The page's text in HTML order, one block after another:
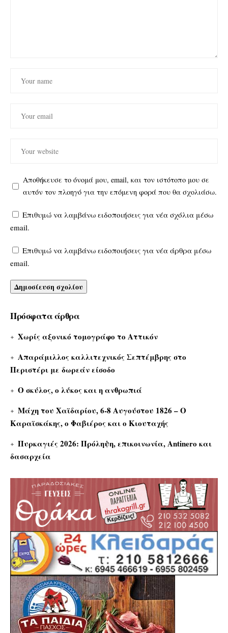
Αποθήκευσε το όνομά μου, email, και τον ιστότοπο μου σε
αυτόν τον πλοηγό για την επόμενη φορά που θα σχολιάσω.
Επιθυμώ να λαμβάνω ειδοποιήσεις για νέα σχόλια μέσω
email.
Επιθυμώ να λαμβάνω ειδοποιήσεις για νέα άρθρα μέσω
email.
Πρόσφατα άρθρα
Χωρίς αξονικό τομογράφο το Αττικόν
Απαράμιλλος καλλιτεχνικός Σεπτέμβρης στο
Περιστέρι με δωρεάν είσοδο
Ο σκύλος, ο λύκος και η ανθρωπιά
Μάχη του Χαϊδαρίου, 6-8 Αυγούστου 1826 – Ο
Καραϊσκάκης, ο Φαβιέρος και ο Κιουταχής
Πυρκαγιές 2026: Πρόληψη, επικοινωνία, Antinero και
δασαρχεία